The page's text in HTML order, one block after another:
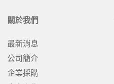
關於我們
最新消息
公司簡介
企業採購